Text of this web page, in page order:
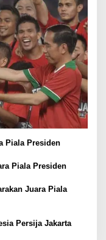
Piala Presiden
Piala Presiden
Juara Piala
Persija Jakarta